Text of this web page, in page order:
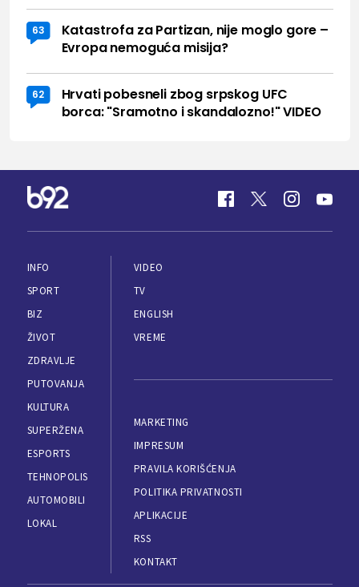
63
Katastrofa za Partizan, nije moglo gore –
Evropa nemoguća misija?
62
Hrvati pobesneli zbog srpskog UFC
borca: "Sramotno i skandalozno!" VIDEO
INFO
SPORT
BIZ
ŽIVOT
ZDRAVLJE
PUTOVANJA
KULTURA
SUPERŽENA
ESPORTS
TEHNOPOLIS
AUTOMOBILI
LOKAL
VIDEO
TV
ENGLISH
VREME
MARKETING
IMPRESUM
PRAVILA KORIŠĆENJA
POLITIKA PRIVATNOSTI
APLIKACIJE
RSS
KONTAKT